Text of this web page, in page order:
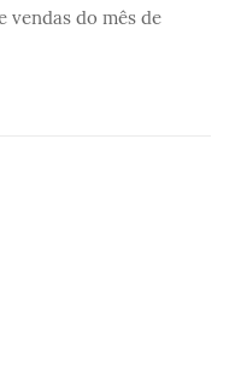
vendas do mês de